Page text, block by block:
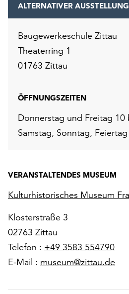
ALTERNATIVER
Baugewerkeschule Zittau
Theaterring 1
01763 Zittau
ÖFFNUNGSZEITEN
Donnerstag und Freitag 10
Samstag, Sonntag,
VERANSTALTENDES MUSEUM
Kulturhistorisches Museum
Klosterstraße 3
02763 Zittau
Telefon : +49 3583 554790
E-Mail : museum@zittau.de